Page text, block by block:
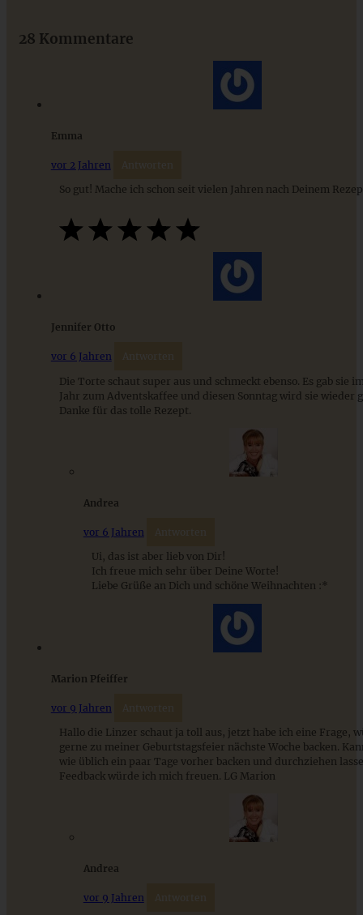
Spiced Apple-Pie – Apple Pie mit Gewürzen
Streuselsternchen – Schokoladenkekse mit Streuseln und
Marmelade
9 saisonale Rezepte im August – die besten Ideen mit Obst
Stracciatella-Quarkcreme mit Kirschgrütze - einfaches
Dessert im Glas
28 Kommentare
Emma
vor 2 Jahren Antworten
So gut! Mache ich schon seit vielen Jahren nach Deinem
Jennifer Otto
vor 6 Jahren Antworten
Die Torte schaut super aus und schmeckt ebenso. Es gab sie
Jahr zum Adventskaffee und diesen Sonntag wird sie wieder
Danke für das tolle Rezept.
Andrea
vor 6 Jahren Antworten
Ui, das ist aber lieb von Dir!
Ich freue mich sehr über Deine Worte!
Liebe Grüße an Dich und schöne Weihnachten :*
Marion Pfeiffer
vor 9 Jahren Antworten
Hallo die Linzer schaut ja toll aus, jetzt habe ich eine Frage,
gerne zu meiner Geburtstagsfeier nächste Woche backen.
wie üblich ein paar Tage vorher backen und durchziehen
Feedback würde ich mich freuen. LG Marion
Andrea
vor 9 Jahren Antworten